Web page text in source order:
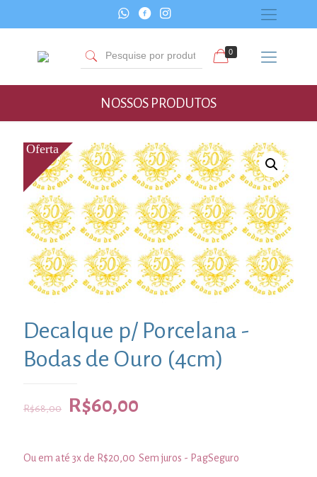
0
NOSSOS PRODUTOS
Decalque p/ Porcelana -
Bodas de Ouro (4cm)
R$68,00 R$60,00
Ou em até 3x de R$20,00 Sem juros - PagSeguro